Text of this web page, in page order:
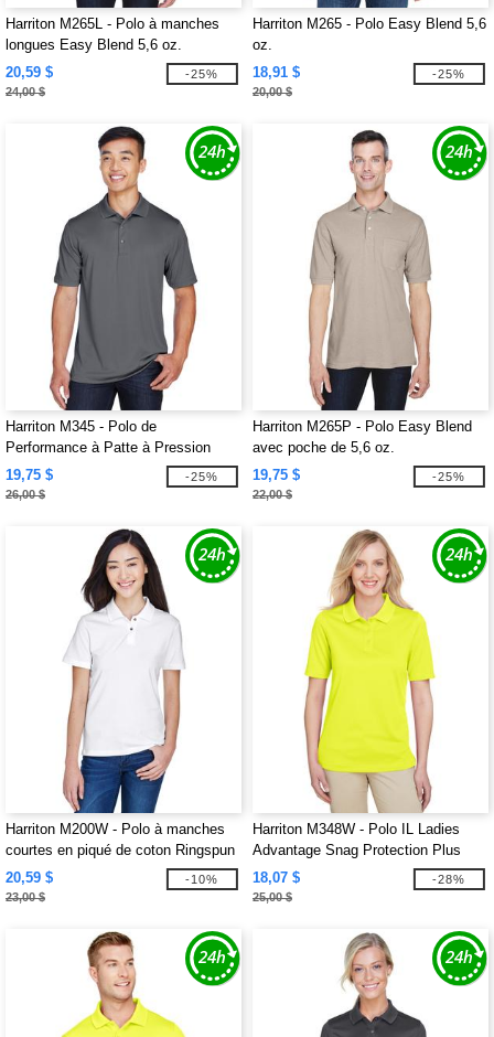
Harriton M265L - Polo à manches
longues Easy Blend 5,6 oz.
20,59 $
24,00 $
-25%
Harriton M265 - Polo Easy Blend 5,6
oz.
18,91 $
20,00 $
-25%
Harriton M345 - Polo de
Performance à Patte à Pression
Advantage IL
19,75 $
26,00 $
-25%
Harriton M265P - Polo Easy Blend
avec poche de 5,6 oz.
19,75 $
22,00 $
-25%
Harriton M200W - Polo à manches
courtes en piqué de coton Ringspun
6 oz pour dames
20,59 $
23,00 $
-10%
Harriton M348W - Polo IL Ladies
Advantage Snag Protection Plus
18,07 $
25,00 $
-28%